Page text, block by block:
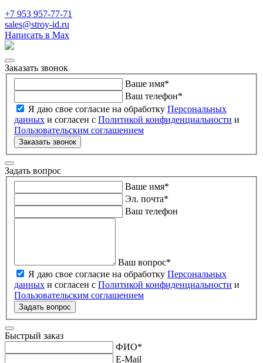
+7 953 957-77-71
sales@stroy-id.ru
Написать в Max
Заказать звонок
Ваше имя*
Ваш телефон*
Я даю свое согласие на обработку Персональных
данных и согласен с Политикой конфиденциальности и
Пользовательским соглашением
Заказать звонок
Задать вопрос
Ваше имя*
Эл. почта*
Ваш телефон
Ваш вопрос*
Я даю свое согласие на обработку Персональных
данных и согласен с Политикой конфиденциальности и
Пользовательским соглашением
Задать вопрос
Быстрый заказ
ФИО*
E-Mail